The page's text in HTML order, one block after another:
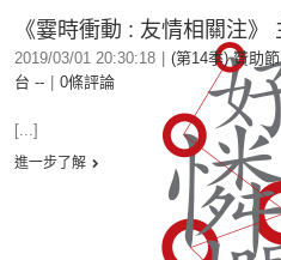
《霎時衝動 : 友情相關注》
2019/03/01 20:30:18 (第14季) 贊助
台 --
0條評論
[...]
進一步了解